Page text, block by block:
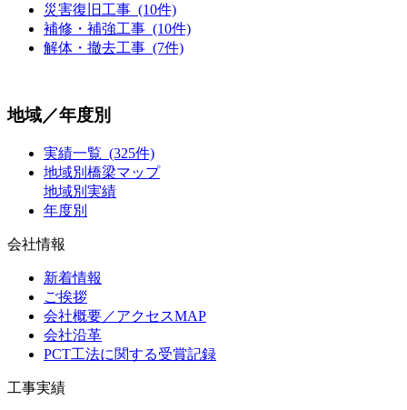
災害復旧工事 (10件)
補修・補強工事 (10件)
解体・撤去工事 (7件)
地域／年度別
実績一覧 (325件)
地域別橋梁マップ
地域別実績
年度別
会社情報
新着情報
ご挨拶
会社概要／アクセスMAP
会社沿革
PCT工法に関する受賞記録
工事実績